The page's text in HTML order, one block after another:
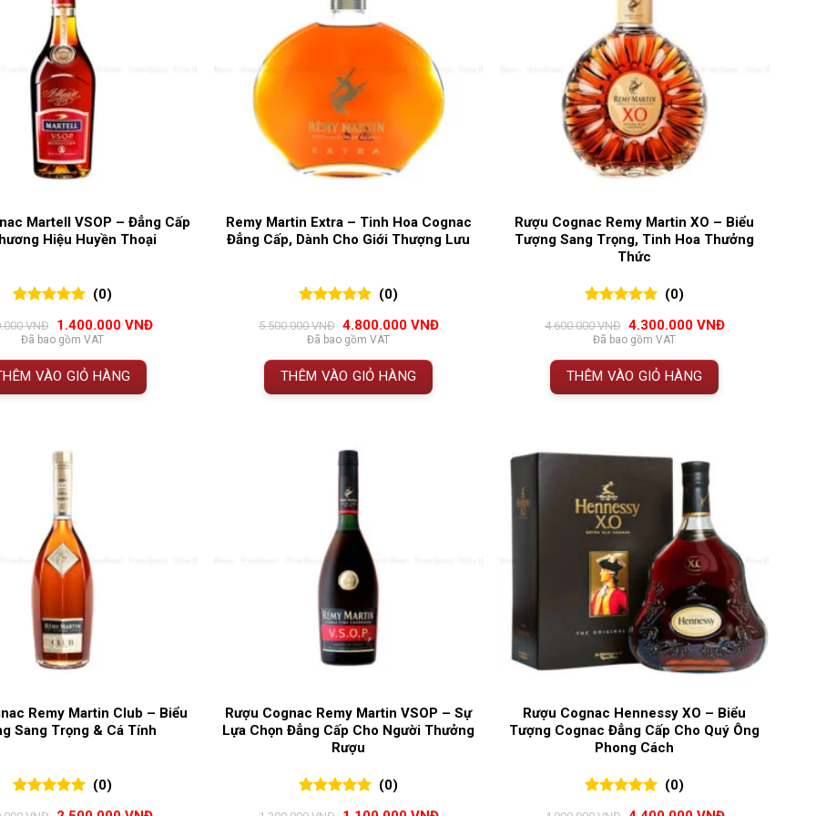
Martell VSOP – Đẳng Cấp
Hiệu Huyền Thoại
đánh giá
(0)
VNĐ
Giá
gốc
là:
1.550.000 VNĐ.
1.400.000 VNĐGiá
Đã bao gồm VAT
VÀO GIỎ HÀNG
Remy Martin Extra – Tinh Hoa Cognac
Đẳng Cấp, Dành Cho Giới Thượng Lưu
đánh giá
(0)
5.500.000VNĐ Giá
gốc
là:
5.500.000 VNĐ.
4.800.000 VNĐGiá
Đã bao gồm VAT
THÊM VÀO GIỎ HÀNG
Rượu Cognac Remy Martin XO – Biểu
Tượng Sang Trọng, Tinh Hoa Thưởng
Thức
đánh giá
(0)
4.600.000VNĐ Giá
gốc
là:
4.600.000 VNĐ.
4.300.000 VNĐGiá
Đã bao gồm VAT
THÊM VÀO GIỎ HÀNG
Remy Martin Club – Biểu
Sang Trọng & Cá Tính
(0)
Rượu Cognac Remy Martin VSOP – Sự
Lựa Chọn Đẳng Cấp Cho Người Thưởng
Rượu
(0)
Rượu Cognac Hennessy XO – Biểu
Tượng Cognac Đẳng Cấp Cho Quý Ông
Phong Cách
(0)